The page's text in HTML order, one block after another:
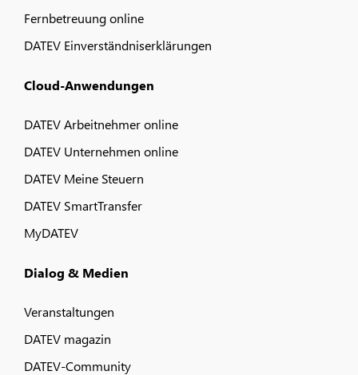
Fernbetreuung online
DATEV Einverständniserklärungen
Cloud-Anwendungen
DATEV Arbeitnehmer online
DATEV Unternehmen online
DATEV Meine Steuern
DATEV SmartTransfer
MyDATEV
Dialog & Medien
Veranstaltungen
DATEV magazin
DATEV-Community